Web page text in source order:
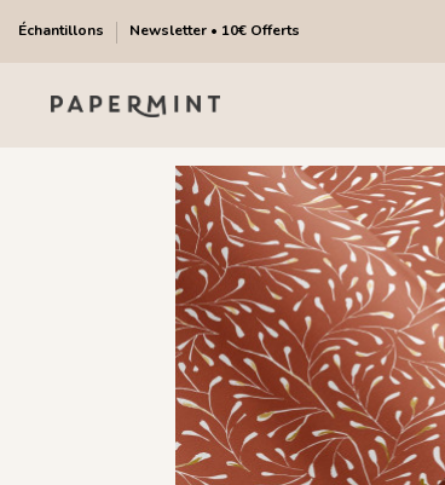
Échantillons Newsletter • 10€ Offerts